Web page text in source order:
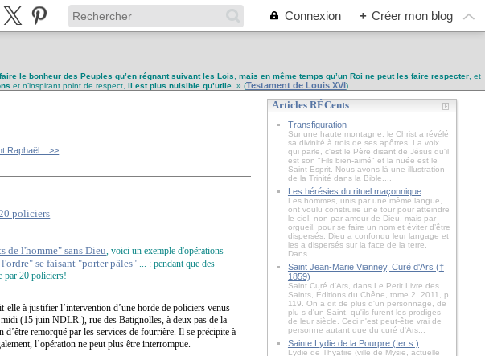
Connexion + Créer mon blog
le bonheur des Peuples qu’en régnant suivant les Lois mais en même temps qu’un Roi ne peut les faire respecter, et
et n’inspirant point de respect, il est plus nuisible qu’utile . » (Testament de Louis XVI)
Raphaël... >>
de l'homme" sans Dieu , voici un exemple d'opérations
se faisant "porter pâles" ... : pendant que des
par 20 policiers!
elle à justifier l’intervention d’une horde de policiers venus
(15 juin NDLR.), rue des Batignolles, à deux pas de la
d’être remorqué par les services de fourrière. Il se précipite à
l’opération ne peut plus être interrompue.
Articles RÉCents
Transfiguration
Sur une haute montagne, le Christ a révélé
sa divinité à trois de ses apôtres. La voix
qui parle, c'est le Père disant de Jésus qu'il
est son "Fils bien-aimé" et la nuée est le
Saint-Esprit. Nous avons là une illustration
de la Trinité dans la Bible....
Les hérésies du rituel maçonnique
Les hommes, unis par une même langue,
ont voulu construire une tour pour atteindre
le ciel, non par amour de Dieu, mais par
orgueil, pour se faire un nom et éviter d’être
dispersés. Dieu a confondu leur langage et
les a dispersés sur la face de la terre.
Dans...
Saint Jean-Marie Vianney, Curé d'Ars (†
1859)
Saint Curé d'Ars, dans Le Petit Livre des
Saints, Éditions du Chêne, tome 2, 2011, p.
119. On a dit de plus d'un personnage, de
plu s d'un Saint, qu'ils furent les prodiges
de leur siècle. Ceci n'est peut-être vrai de
personne autant que du curé d'Ars...
Sainte Lydie de la Pourpre (Ier s.)
Lydie de Thyatire (ville de Mysie, actuelle